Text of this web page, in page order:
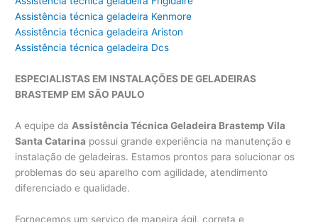
Assistência técnica geladeira Kenmore
Assistência técnica geladeira Ariston
Assistência técnica geladeira Dcs
ESPECIALISTAS EM INSTALAÇÕES DE GELADEIRAS
BRASTEMP EM SÃO PAULO
A equipe da Assistência Técnica Geladeira Brastemp Vila
Santa Catarina possui grande experiência na manutenção e
instalação de geladeiras. Estamos prontos para solucionar os
problemas do seu aparelho com agilidade, atendimento
diferenciado e qualidade.
Fornecemos um serviço de maneira ágil, correta e